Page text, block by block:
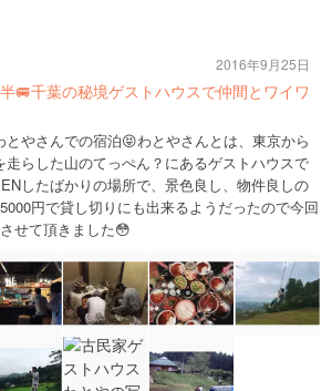
🚐千葉の秘境ゲストハウスで仲間とワイワ
とやさんでの宿泊😝わとやさんとは、東京から
走らした山のてっぺん？にあるゲストハウスで
したばかりの場所で、景色良し、物件良しの
円で貸し切りにも出来るようだったので今回
せて頂きました😳
2016年9月25日